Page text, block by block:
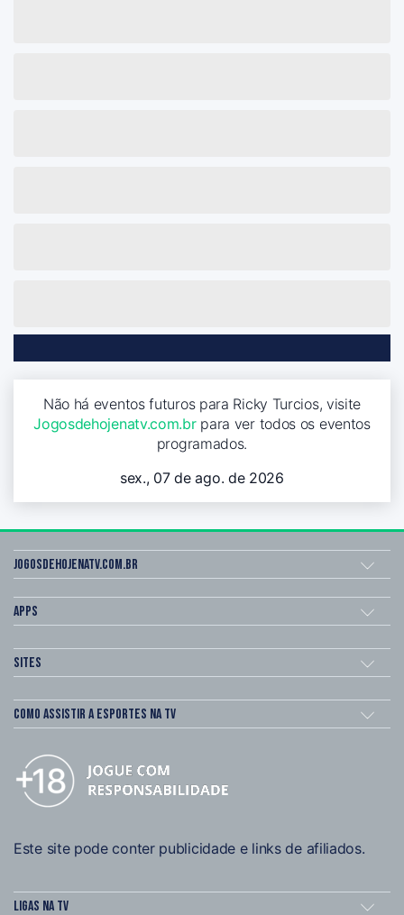
Não há eventos futuros para Ricky Turcios, visite
Jogosdehojenatv.com.brpara ver todos os eventos
programados.
sex., 07 de ago. de 2026
Jogosdehojenatv.com.br
Apps
Sites
Como assistir a esportes na TV
Este site pode conter publicidade e links de afiliados.
Ligas na TV